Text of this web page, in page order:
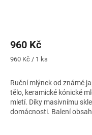
960 Kč
Měrná
960 Kč / 1 ks
Ruční mlýnek od známé
tělo, keramické kónické
mletí. Díky masivnímu
domácnosti. Balení